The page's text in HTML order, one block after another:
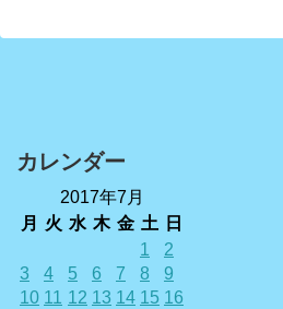
カレンダー
2017年7月
月
火 水 木 金 土 日
1
2
3
4 5 6 7 8
9
10 11 12 13 14 15 16